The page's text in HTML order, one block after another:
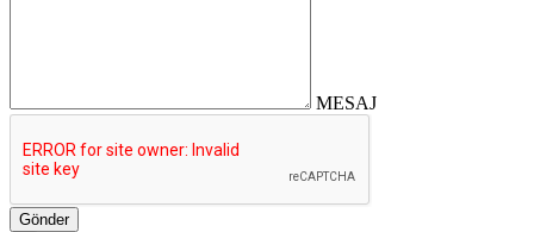
MESAJ
Gönder